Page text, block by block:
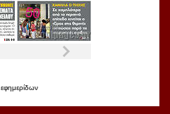
εφημερίδων